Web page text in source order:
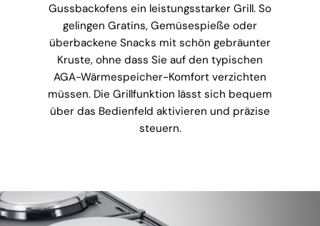
Gussbackofens ein leistungsstarker Grill. So
gelingen Gratins, Gemüsespieße oder
überbackene Snacks mit schön gebräunter
Kruste, ohne dass Sie auf den typischen
AGA-Wärmespeicher-Komfort verzichten
müssen. Die Grillfunktion lässt sich bequem
über das Bedienfeld aktivieren und präzise
steuern.